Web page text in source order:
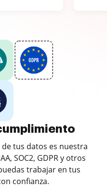
tus datos es nuestra
SOC2, GDPR y otros
trabajar en tus
confianza.